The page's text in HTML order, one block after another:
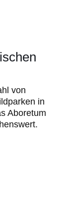
von
in
Aboretum